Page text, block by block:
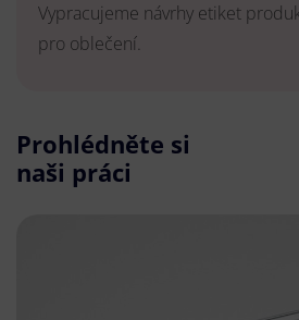
Vypracujeme návrhy etiket
pro oblečení.
Prohlédněte si
naši práci